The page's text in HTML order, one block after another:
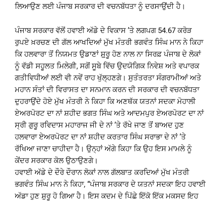
ਲਿਆਉਣ ਲਈ ਪੰਜਾਬ ਸਰਕਾਰ ਦੀ ਵਚਨਬੱਧਤਾ ਨੂੰ ਦਰਸਾਉਂਦੀ ਹੈ।
ਪੰਜਾਬ ਸਰਕਾਰ ਵੱਲੋਂ ਹਵਾਈ ਅੱਡੇ ਦੇ ਵਿਕਾਸ ’ਤੇ ਲਗਪਗ 54.67 ਕਰੋੜ
ਰੁਪਏ ਖ਼ਰਚਣ ਦੀ ਗੱਲ ਆਖਦਿਆਂ ਮੁੱਖ ਮੰਤਰੀ ਭਗਵੰਤ ਸਿੰਘ ਮਾਨ ਨੇ ਕਿਹਾ
ਕਿ ਹਲਵਾਰਾ ਤੋਂ ਨਿਯਮਤ ਉਡਾਣਾਂ ਸ਼਼ੁਰੂ ਹੋਣ ਨਾਲ ਨਾ ਸਿਰਫ਼ ਪੰਜਾਬ ਦੇ ਲੋਕਾਂ
ਨੂੰ ਵੱਡੀ ਸਹੂਲਤ ਮਿਲੇਗੀ, ਸਗੋਂ ਸੂਬੇ ਵਿੱਚ ਉਦਯੋਗਿਕ ਨਿਵੇਸ਼ ਅਤੇ ਵਪਾਰਕ
ਗਤੀਵਿਧੀਆਂ ਲਈ ਵੀ ਨਵੇਂ ਰਾਹ ਖੁੱਲ੍ਹਣਗੇ। ਸੁਤੰਤਰਤਾ ਸੰਗਰਾਮੀਆਂ ਅਤੇ
ਮਹਾਨ ਸੰਤਾਂ ਦੀ ਵਿਰਾਸਤ ਦਾ ਸਨਮਾਨ ਕਰਨ ਦੀ ਸਰਕਾਰ ਦੀ ਵਚਨਬੱਧਤਾ
ਦੁਹਰਾਉਂਦੇ ਹੋਏ ਮੁੱਖ ਮੰਤਰੀ ਨੇ ਕਿਹਾ ਕਿ ਅਣਥੱਕ ਯਤਨਾਂ ਸਦਕਾ ਮੋਹਾਲੀ
ਏਅਰਪੋਰਟ ਦਾ ਨਾਂ ਸ਼ਹੀਦ ਭਗਤ ਸਿੰਘ ਅਤੇ ਆਦਮਪੁਰ ਏਅਰਪੋਰਟ ਦਾ ਨਾਂ
ਸ੍ਰੀ ਗੁਰੂ ਰਵਿਦਾਸ ਮਹਾਰਾਜ ਜੀ ਦੇ ਨਾਂ ’ਤੇ ਰੱਖੇ ਜਾਣ ਤੋਂ ਬਾਅਦ ਹੁਣ
ਹਲਵਾਰਾ ਏਅਰਪੋਰਟ ਦਾ ਨਾਂ ਸ਼ਹੀਦ ਕਰਤਾਰ ਸਿੰਘ ਸਰਾਭਾ ਦੇ ਨਾਂ ’ਤੇ
ਰੱਖਿਆ ਜਾਣਾ ਚਾਹੀਦਾ ਹੈ। ਉਨ੍ਹਾਂ ਅੱਗੇ ਕਿਹਾ ਕਿ ਉਹ ਇਸ ਮਾਮਲੇ ਨੂੰ
ਕੇਂਦਰ ਸਰਕਾਰ ਕੋਲ ਉਠਾਉਣਗੇ।
ਹਵਾਈ ਅੱਡੇ ਦੇ ਦੌਰੇ ਦੌਰਾਨ ਲੋਕਾਂ ਨਾਲ ਗੱਲਬਾਤ ਕਰਦਿਆਂ ਮੁੱਖ ਮੰਤਰੀ
ਭਗਵੰਤ ਸਿੰਘ ਮਾਨ ਨੇ ਕਿਹਾ, “ਪੰਜਾਬ ਸਰਕਾਰ ਦੇ ਯਤਨਾਂ ਸਦਕਾ ਇਹ ਹਵਾਈ
ਅੱਡਾ ਹੁਣ ਸ਼ੁਰੂ ਹੋ ਗਿਆ ਹੈ। ਇਸ ਕਦਮ ਦੇ ਪਿੱਛੇ ਇੱਕੋ ਇੱਕ ਮਕਸਦ ਇਹ